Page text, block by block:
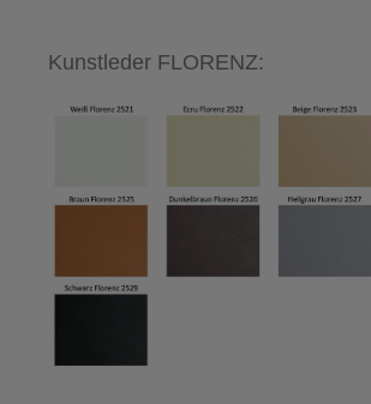
Kunstleder FLORENZ: